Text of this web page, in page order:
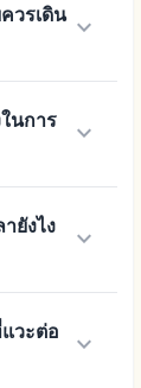
วรเดิน keyboard_arrow_down
นการ
keyboard_arrow_down
ยังไง
keyboard_arrow_down
วะต่อ
keyboard_arrow_down